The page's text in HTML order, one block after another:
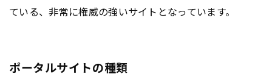
ている、非常に権威の強いサイトとなっています。
ポータルサイトの種類